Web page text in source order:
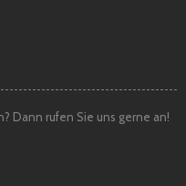
Dann rufen Sie uns gerne an!